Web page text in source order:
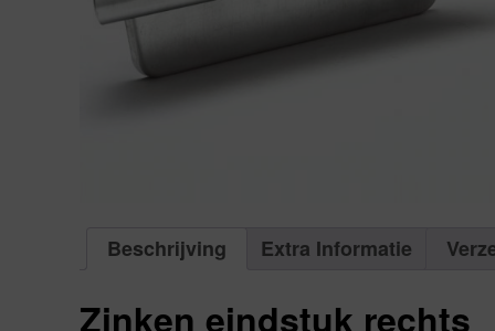
Beschrijving Extra Informatie
Zinken eindstuk rechts